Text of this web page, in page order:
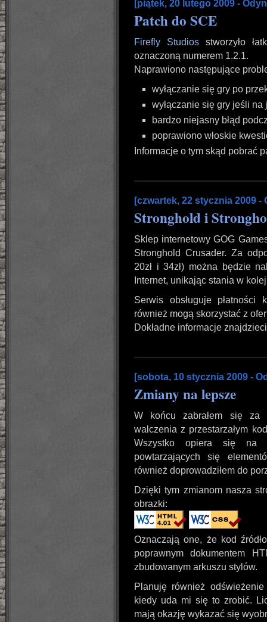
[piątek, 20 lutego 2009 -
Patch do SCE
Firefly Studios stworzyło
oznaczoną numerem 1.2.1.
Naprawiono następujące
wyłączanie się gry po
wyłączanie się gry jeśli
bardzo niejasny błąd
poprawiono włoskie
Informacje o tym skąd pobrać
[czwartek, 22 stycznia 2009 -
Stronghold i
Sklep internetowy GOG
Stronghold Crusader. Za
20zł i 34zł) można będzie
Internet, unikając stania w
Serwis obsługuje płatności
również mogą skorzystać z
Dokładne informacje
[sobota, 10 stycznia 2009 -
Zmiany na lepsze
W końcu zabrałem się za
walczenia z przestarzałym
Wszystko opiera się na
powtarzających się
również doprowadziłem do
Dzięki tym zmianom nasza
obrazki:
Oznaczają one, że kod
poprawnym dokumentem
zbudowanym arkuszu stylów.
Planuję również
kiedy uda mi się to zrobić.
mają okazję wykazać się